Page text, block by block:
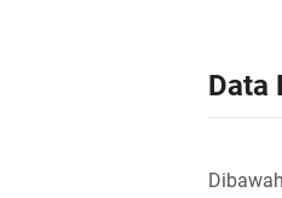
Data